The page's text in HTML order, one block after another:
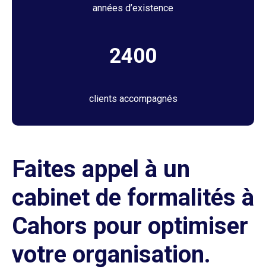
années d’existence
2400
clients accompagnés
Faites appel à un
cabinet de formalités à
Cahors pour optimiser
votre organisation.